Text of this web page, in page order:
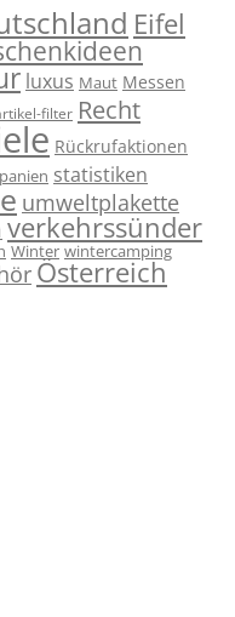
Eifel
luxus Maut Messen
filter Recht
Rückrufaktionen
statistiken
umweltplakette
verkehrssünder
Winter wintercamping
Österreich